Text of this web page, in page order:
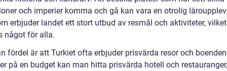
och imperier komma och gå kan vara en otrolig
erbjuder landet ett stort utbud av resmål och aktiviteter,
något för alla.
fördel är att Turkiet ofta erbjuder prisvärda resor och
på en budget kan man hitta prisvärda hotell och